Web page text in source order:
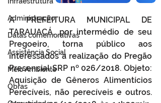
Administração
Datas comemorativas
Assistência Social
Meio Ambiente
Obras
A PREFEITURA MUNICIPAL DE
TARAUACÁ, por intermédio de seu
Pregoeiro, torna público aos
interessados a realização do Pregão
Presencial SRP nº 026/2018. Objeto:
Aquisição de Gêneros Alimentícios
Perecíveis, não perecíveis e outros.